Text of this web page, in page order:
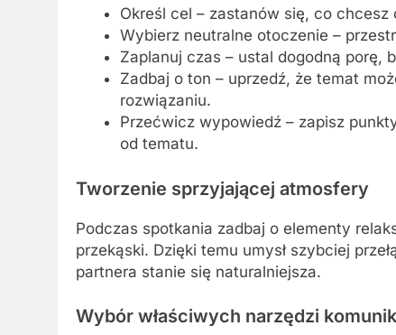
Określ cel – zastanów się, co
Wybierz neutralne otoczenie –
Zaplanuj czas – ustal dogodną porę,
Zadbaj o ton – uprzedź, że temat
rozwiązaniu.
Przećwicz wypowiedź – zapisz
od tematu.
Tworzenie sprzyjającej atmosfery
Podczas spotkania zadbaj o elementy
przekąski. Dzięki temu umysł szybciej
partnera stanie się naturalniejsza.
Wybór właściwych narzędzi